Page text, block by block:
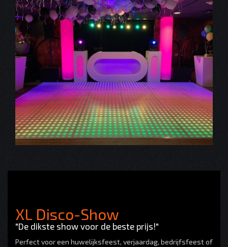
XL Disco-Show
"De dikste show voor de beste prijs!"
Perfect voor een huwelijksfeest, verjaardag, bedrijfsfeest of